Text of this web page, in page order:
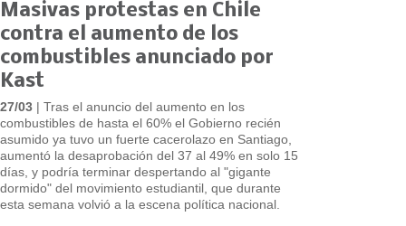
Masivas protestas en Chile
contra el aumento de los
combustibles anunciado por
Kast
27/03 | Tras el anuncio del aumento en los
combustibles de hasta el 60% el Gobierno recién
asumido ya tuvo un fuerte cacerolazo en Santiago,
aumentó la desaprobación del 37 al 49% en solo 15
días, y podría terminar despertando al "gigante
dormido" del movimiento estudiantil, que durante
esta semana volvió a la escena política nacional.